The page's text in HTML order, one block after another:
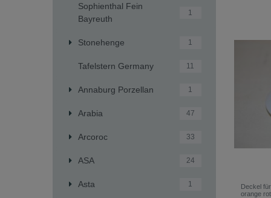
Sophienthal Fein
Bayreuth
1
Stonehenge 1
Tafelstern Germany 11
Annaburg Porzellan 1
Arabia 47
Arcoroc 33
ASA 24
Asta 1
Deckel
orange